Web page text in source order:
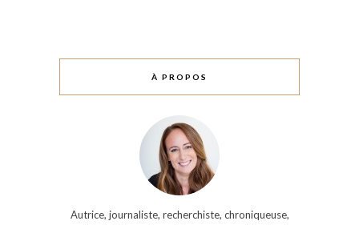
À PROPOS
Autrice, journaliste, recherchiste, chroniqueuse,